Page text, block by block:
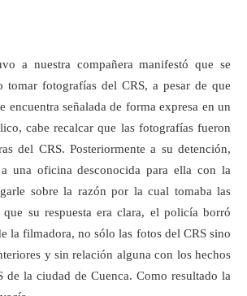
a nuestra compañera manifestó que se
tomar fotografías del CRS, a pesar de que
encuentra señalada de forma expresa en un
cabe recalcar que las fotografías fueron
del CRS. Posteriormente a su detención,
una oficina desconocida para ella con la
sobre la razón por la cual tomaba las
su respuesta era clara, el policía borró
la filmadora, no sólo las fotos del CRS sino
y sin relación alguna con los hechos
de la ciudad de Cuenca. Como resultado la